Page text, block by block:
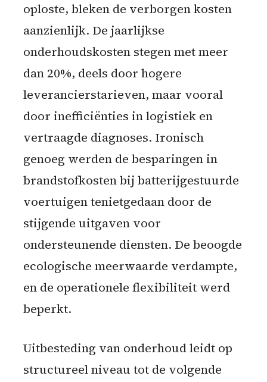
oploste, bleken de verborgen kosten
aanzienlijk. De jaarlijkse
onderhoudskosten stegen met meer
dan 20%, deels door hogere
leverancierstarieven, maar vooral
door inefficiënties in logistiek en
vertraagde diagnoses. Ironisch
genoeg werden de besparingen in
brandstofkosten bij batterijgestuurde
voertuigen tenietgedaan door de
stijgende uitgaven voor
ondersteunende diensten. De beoogde
ecologische meerwaarde verdampte,
en de operationele flexibiliteit werd
beperkt.
Uitbesteding van onderhoud leidt op
structureel niveau tot de volgende